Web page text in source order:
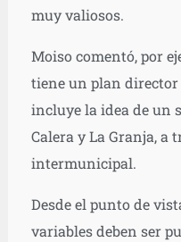
muy valiosos.
Moiso comentó, por
tiene un plan director
incluye la idea de un
Calera y La Granja, a
intermunicipal.
Desde el punto de
variables deben ser